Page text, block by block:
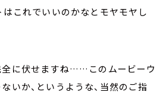
はこれでいいのかなとモヤモヤし
全に伏せますね……このムービーウ
いか、というような、当然のご指